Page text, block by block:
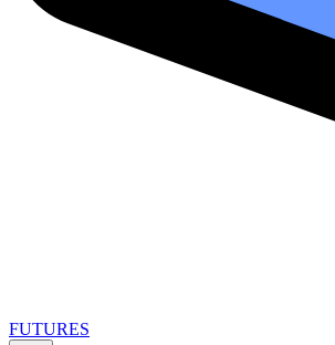
FUTURES